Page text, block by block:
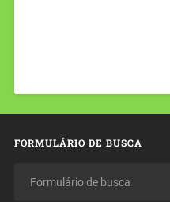
FORMULÁRIO DE BUSCA